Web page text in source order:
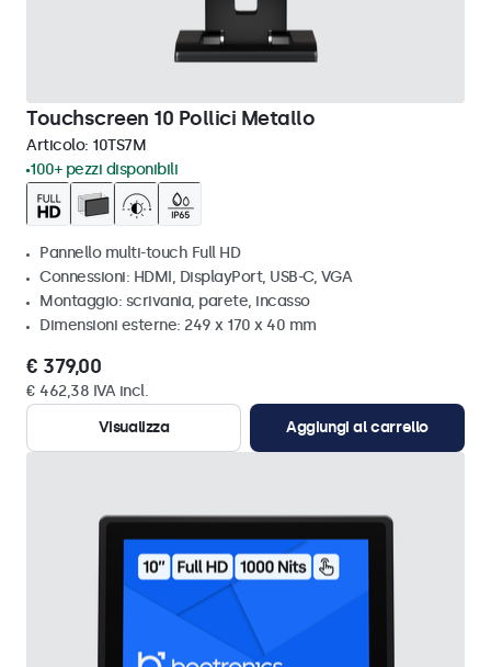
Touchscreen 10 Pollici Metallo
Articolo: 10TS7M
100+ pezzi disponibili
Pannello multi-touch Full HD
Connessioni: HDMI, DisplayPort, USB-C, VGA
Montaggio: scrivania, parete, incasso
Dimensioni esterne: 249 x 170 x 40 mm
€ 379,00
€ 462,38 IVA incl.
Visualizza
Aggiungi al carrello